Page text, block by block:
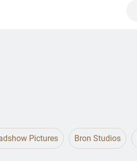
Pictures Bron Studios